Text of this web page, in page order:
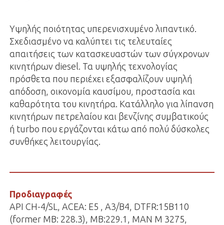
Yψηλής ποιότητας υπερενισχυμένο λιπαντικό.
Σχεδιασμένο να καλύπτει τις τελευταίες
απαιτήσεις των κατασκευαστών των σύγχρονων
κινητήρων diesel. Τα υψηλής τεχνολογίας
πρόσθετα που περιέχει εξασφαλίζουν υψηλή
απόδοση, οικονομία καυσίμου, προστασία και
καθαρότητα του κινητήρα. Κατάλληλο για λίπανση
κινητήρων πετρελαίου και βενζίνης συμβατικούς
ή turbo που εργάζονται κάτω από πολύ δύσκολες
συνθήκες λειτουργίας.
Προδιαγραφές
API CH-4/SL, ACEA: E5 , A3/B4, DTFR:15B110
(former MB: 228.3), MB:229.1, MAN Μ 3275,